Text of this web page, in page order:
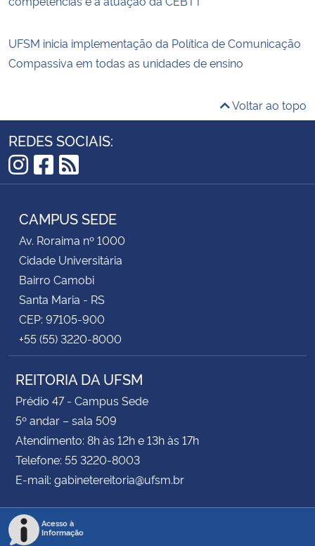
UFSM inicia implementação da Política de Comunicação
Compassiva em todas as unidades de ensino
Voltar ao topo
REDES SOCIAIS:
Instagram
Facebook
RSS
CAMPUS SEDE
Av. Roraima nº 1000
Cidade Universitária
Bairro Camobi
Santa Maria - RS
CEP: 97105-900
+55 (55) 3220-8000
REITORIA DA UFSM
Prédio 47 - Campus Sede
5º andar – sala 509
Atendimento: 8h às 12h e 13h às 17h
Telefone: 55 3220-8003
E-mail: gabinetereitoria@ufsm.br
Acesso à
Informação